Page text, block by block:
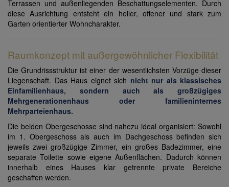
Terrassen und außenliegenden Beschattungselementen. Durch
diese Ausrichtung entsteht ein heller, offener und stark zum
Garten orientierter Wohncharakter.
Raumkonzept mit außergewöhnlicher Flexibilität
Die Grundrissstruktur ist einer der wesentlichsten Vorzüge dieser
Liegenschaft. Das Haus eignet sich nicht nur als klassisches
Einfamilienhaus, sondern auch als großzügiges
Mehrgenerationenhaus oder familieninternes
Mehrparteienhaus.
Die beiden Obergeschosse sind nahezu ideal organisiert: Sowohl
im 1. Obergeschoss als auch im Dachgeschoss befinden sich
jeweils zwei großzügige Zimmer, ein großes Badezimmer, eine
separate Toilette sowie eigene Außenflächen. Dadurch können
innerhalb eines Hauses klar getrennte private Bereiche
geschaffen werden.